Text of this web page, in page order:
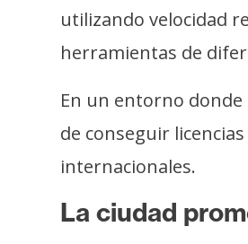
utilizando velocidad
herramientas de
En un entorno
de conseguir
internacionales.
La ciudad